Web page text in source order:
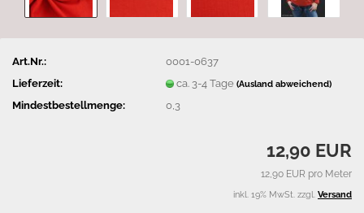
Art.Nr.:
0001-0637
Lieferzeit:
ca. 3-4 Tage(Ausland abweichend)
Mindestbestellmenge: 0,3
12,90 EUR
12,90 EUR pro Meter
inkl. 19% MwSt. zzgl. Versand